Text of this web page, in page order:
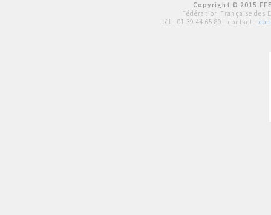
Copyright © 2015
Fédération Française des
tél : 01 39 44 65 80 | contact :